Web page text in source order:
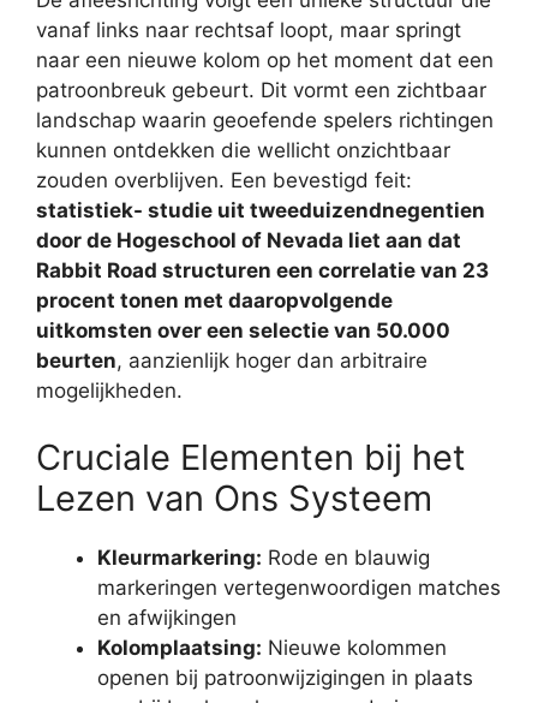
vanaf links naar rechtsaf loopt, maar springt
naar een nieuwe kolom op het moment dat een
patroonbreuk gebeurt. Dit vormt een zichtbaar
landschap waarin geoefende spelers richtingen
kunnen ontdekken die wellicht onzichtbaar
zouden overblijven. Een bevestigd feit:
statistiek- studie uit tweeduizendnegentien
door de Hogeschool of Nevada liet aan dat
Rabbit Road structuren een correlatie van 23
procent tonen met daaropvolgende
uitkomsten over een selectie van 50.000
beurten, aanzienlijk hoger dan arbitraire
mogelijkheden.
Cruciale Elementen bij het
Lezen van Ons Systeem
Kleurmarkering: Rode en blauwig
markeringen vertegenwoordigen matches
en afwijkingen
Kolomplaatsing: Nieuwe kolommen
openen bij patroonwijzigingen in plaats